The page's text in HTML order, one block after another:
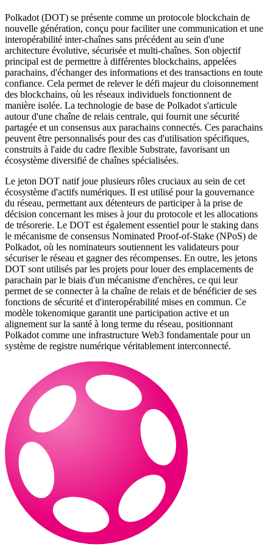
Polkadot (DOT) se présente comme un protocole blockchain de
nouvelle génération, conçu pour faciliter une communication et une
interopérabilité inter-chaînes sans précédent au sein d'une
architecture évolutive, sécurisée et multi-chaînes. Son objectif
principal est de permettre à différentes blockchains, appelées
parachains, d'échanger des informations et des transactions en toute
confiance. Cela permet de relever le défi majeur du cloisonnement
des blockchains, où les réseaux individuels fonctionnent de
manière isolée. La technologie de base de Polkadot s'articule
autour d'une chaîne de relais centrale, qui fournit une sécurité
partagée et un consensus aux parachains connectés. Ces parachains
peuvent être personnalisés pour des cas d'utilisation spécifiques,
construits à l'aide du cadre flexible Substrate, favorisant un
écosystème diversifié de chaînes spécialisées.
Le jeton DOT natif joue plusieurs rôles cruciaux au sein de cet
écosystème d'actifs numériques. Il est utilisé pour la gouvernance
du réseau, permettant aux détenteurs de participer à la prise de
décision concernant les mises à jour du protocole et les allocations
de trésorerie. Le DOT est également essentiel pour le staking dans
le mécanisme de consensus Nominated Proof-of-Stake (NPoS) de
Polkadot, où les nominateurs soutiennent les validateurs pour
sécuriser le réseau et gagner des récompenses. En outre, les jetons
DOT sont utilisés par les projets pour louer des emplacements de
parachain par le biais d'un mécanisme d'enchères, ce qui leur
permet de se connecter à la chaîne de relais et de bénéficier de ses
fonctions de sécurité et d'interopérabilité mises en commun. Ce
modèle tokenomique garantit une participation active et un
alignement sur la santé à long terme du réseau, positionnant
Polkadot comme une infrastructure Web3 fondamentale pour un
système de registre numérique véritablement interconnecté.